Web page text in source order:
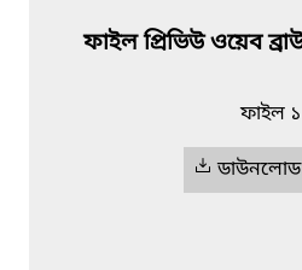
ফাইল প্রিভিউ ওয়েব
ফাইল ১